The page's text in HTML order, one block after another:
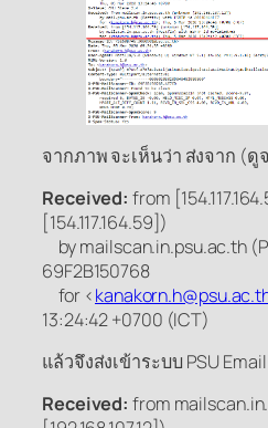
จากภาพ จะเห็นว่า ส่งจาก (ดู
Received: from
[154.117.164.59])
by mailscan.in.psu.ac.th
69F2B150768
for <
13:24:42 +0700 (ICT)
แล้วจึงส่งเข้าระบบ PSU Email
Received: from